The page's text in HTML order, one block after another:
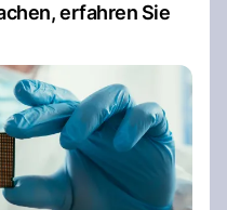
erfahren Sie